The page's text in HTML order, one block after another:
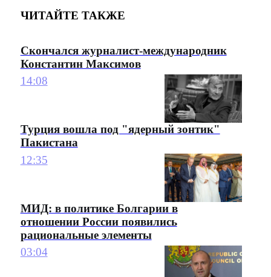
ЧИТАЙТЕ ТАКЖЕ
Скончался журналист-международник
Константин Максимов
14:08
Турция вошла под "ядерный зонтик"
Пакистана
12:35
МИД: в политике Болгарии в
отношении России появились
рациональные элементы
03:04